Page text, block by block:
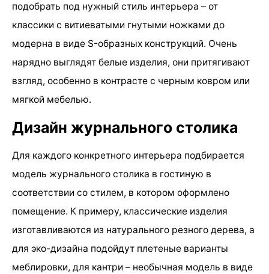
подобрать под нужный стиль интерьера – от
классики с витиеватыми гнутыми ножками до
модерна в виде S-образных конструкций. Очень
нарядно выглядят белые изделия, они притягивают
взгляд, особенно в контрасте с черным ковром или
мягкой мебелью.
Дизайн журнального столика
Для каждого конкретного интерьера подбирается
модель журнального столика в гостиную в
соответствии со стилем, в котором оформлено
помещение. К примеру, классические изделия
изготавливаются из натурального резного дерева, а
для эко-дизайна подойдут плетеные варианты
меблировки, для кантри – необычная модель в виде